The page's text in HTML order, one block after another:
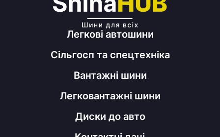
Легкові автошини
Сільгосп та спецтехніка
Вантажні шини
Легковантажні шини
Диски до авто